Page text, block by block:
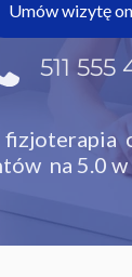
511 555
fizjoterapia
na 5.0
Umów wizytę